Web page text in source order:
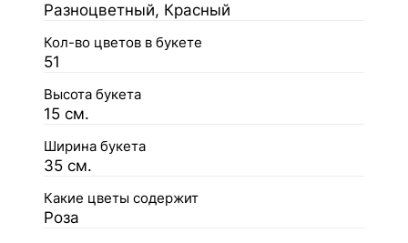
Разноцветный, Красный
Кол-во цветов в букете
51
Высота букета
15 см.
Ширина букета
35 см.
Какие цветы содержит
Роза